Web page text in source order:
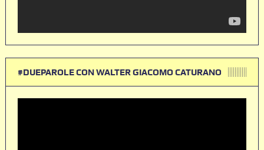
#DUEPAROLE CON WALTER GIACOMO CATURANO